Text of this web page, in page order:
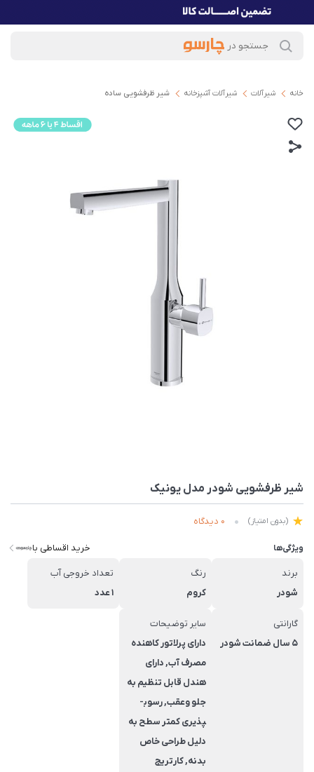
خانه شیرآلات شیرآلات آشپزخانه شیر ظرفشویی ساده
شیر ظرفشویی شودر مدل یونیک
(بدون امتیاز) 0 دیدگاه
ویژگی‌ها خرید اقساطی با
برند
شودر
رنگ
کروم
تعداد خروجی آب
1 عدد
گارانتی
5 سال ضمانت شودر
سایر توضیحات
دارای پرلاتور کاهنده
مصرف آب, دارای
هندل قابل تنظیم به
جلو وعقب, رسوب­
پذیری کم­تر سطح به
دلیل طراحی خاص
بدنه, کارتریج